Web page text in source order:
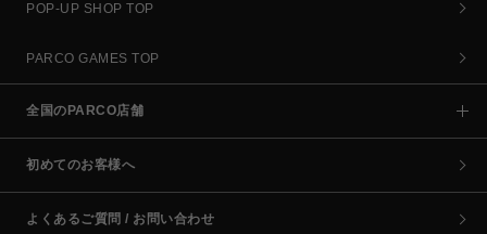
POP-UP SHOP TOP
PARCO GAMES TOP
全国のPARCO店舗
初めてのお客様へ
よくあるご質問 / お問い合わせ